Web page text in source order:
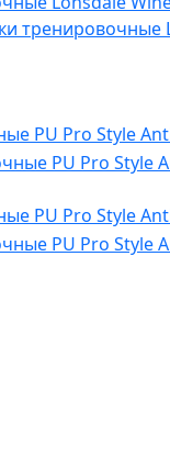
тренировочные
PU Pro Style
PU Pro Style